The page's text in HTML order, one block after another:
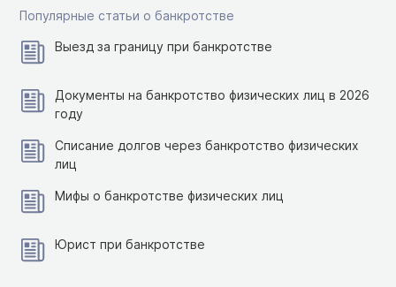
Популярные статьи о банкротстве
Выезд за границу при банкротстве
Документы на банкротство физических лиц в 2026
году
Списание долгов через банкротство физических
лиц
Мифы о банкротстве физических лиц
Юрист при банкротстве